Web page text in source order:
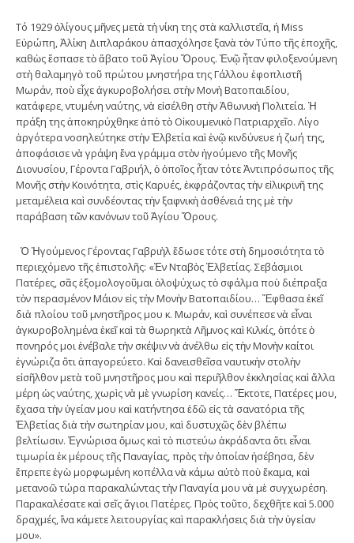
Τό 1929 ὀλίγους μῆνες μετὰ τὴ νίκη της στὰ καλλιστεῖα, ἡ Miss
Εὐρώπη, Ἀλίκη Διπλαράκου ἀπασχόλησε ξανὰ τὸν Τύπο τῆς ἐποχῆς,
καθὼς ἔσπασε τὸ ἄβατο τοῦ Ἁγίου Ὄρους. Ἐνῷ ἦταν φιλοξενούμενη
στὴ θαλαμηγὸ τοῦ πρώτου μνηστήρα της Γάλλου ἐφοπλιστῆ
Μωράν, ποὺ εἶχε ἀγκυροβολήσει στὴν Μονὴ Βατοπαιδίου,
κατάφερε, ντυμένη ναύτης, νὰ εἰσέλθη στὴν Ἀθωνικὴ Πολιτεία. Ἡ
πράξη της ἀποκηρύχθηκε ἀπὸ τὸ Οἰκουμενικὸ Πατριαρχεῖο. Λίγο
ἀργότερα νοσηλεύτηκε στὴν Ἑλβετία καὶ ἐνῷ κινδύνευε ἡ ζωή της,
ἀποφάσισε νὰ γράψη ἕνα γράμμα στὸν ἡγούμενο τῆς Μονῆς
Διονυσίου, Γέροντα Γαβριήλ, ὁ ὁποῖος ἦταν τότε Ἀντιπρόσωπος τῆς
Μονῆς στὴν Κοινότητα, στὶς Καρυές, ἐκφράζοντας τὴν εἰλικρινῆ της
μεταμέλεια καὶ συνδέοντας τὴν ξαφνικὴ ἀσθένειά της μὲ τὴν
παράβαση τῶν κανόνων τοῦ Ἁγίου Ὄρους.
Ὁ Ἡγούμενος Γέροντας Γαβριὴλ ἔδωσε τότε στὴ δημοσιότητα τὸ
περιεχόμενο τῆς ἐπιστολῆς: «Ἐν Νταβὸς Ἑλβετίας. Σεβάσμιοι
Πατέρες, σᾶς ἐξομολογοῦμαι ὁλοψύχως τὸ σφάλμα ποὺ διέπραξα
τὸν περασμένον Μάιον εἰς τὴν Μονὴν Βατοπαιδίου… Ἔφθασα ἐκεῖ
διὰ πλοίου τοῦ μνηστῆρος μου κ. Μωράν, καὶ συνέπεσε νὰ εἶναι
ἀγκυροβολημένα ἐκεῖ καὶ τὰ θωρηκτὰ Λῆμνος καὶ Κιλκίς, ὁπότε ὁ
πονηρός μοι ἐνέβαλε τὴν σκέψιν νὰ ἀνέλθω εἰς τὴν Μονὴν καίτοι
ἐγνώριζα ὅτι ἀπαγορεύετο. Καὶ δανεισθεῖσα ναυτικὴν στολὴν
εἰσῆλθον μετὰ τοῦ μνηστῆρος μου καὶ περιῆλθον ἐκκλησίας καὶ ἄλλα
μέρη ὡς ναύτης, χωρὶς νὰ μὲ γνωρίση κανείς… Ἔκτοτε, Πατέρες μου,
ἔχασα τὴν ὑγείαν μου καὶ κατήντησα ἐδῶ εἰς τὰ σανατόρια τῆς
Ἑλβετίας διὰ τὴν σωτηρίαν μου, καὶ δυσ­τυχῶς δὲν βλέπω
βελτίωσιν. Ἐγνώρισα ὅμως καὶ τὸ πιστεύω ἀκράδαντα ὅτι εἶναι
τιμωρία ἐκ μέρους τῆς Παναγίας, πρὸς τὴν ὁποίαν ἠσέβησα, δὲν
ἔπρεπε ἐγὼ μορφωμένη κοπέλλα νὰ κάμω αὐτὸ ποὺ ἔκαμα, καὶ
μετανοῶ τώρα παρακαλώντας τὴν Παναγία μου νὰ μὲ συγχωρέση.
Παρακαλέσατε καὶ σεῖς ἅγιοι Πατέρες. Πρὸς τοῦτο, δεχθῆτε καὶ 5.000
δραχμές, ἵνα κάμετε λειτουργίας καὶ παρακλήσεις διὰ τὴν ὑγείαν
μου».